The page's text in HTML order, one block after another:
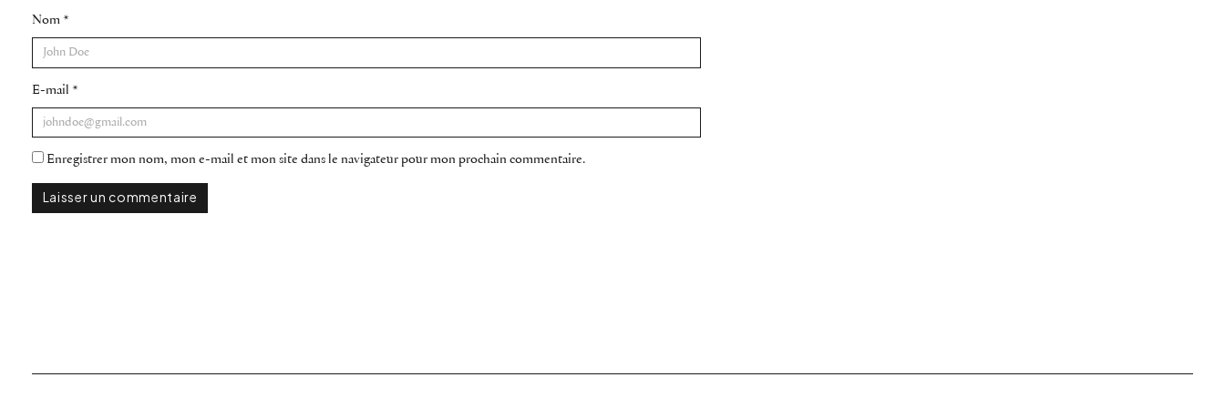
Nom *
E-mail *
Enregistrer mon nom, mon e-mail et mon site dans le navigateur pour mon prochain commentaire.